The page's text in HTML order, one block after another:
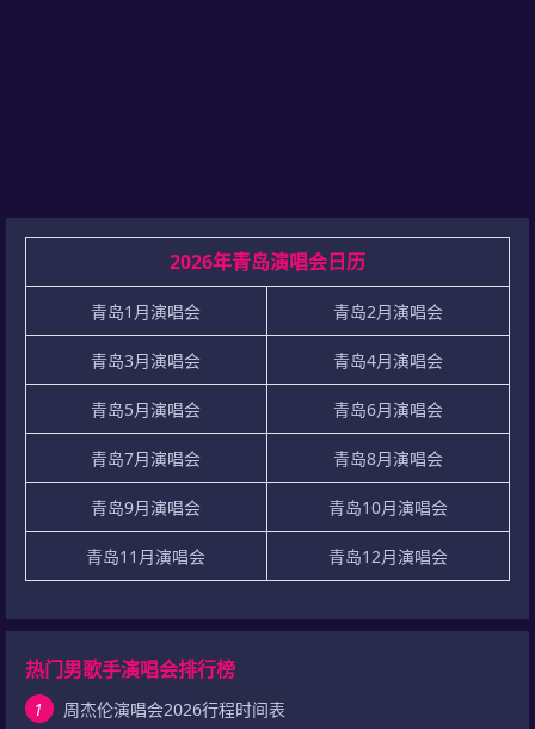
2026年青岛演唱会日历
青岛1月演唱会 青岛2月演唱会
青岛3月演唱会 青岛4月演唱会
青岛5月演唱会 青岛6月演唱会
青岛7月演唱会 青岛8月演唱会
青岛9月演唱会 青岛10月演唱会
青岛11月演唱会 青岛12月演唱会
热门男歌手演唱会排行榜
1
周杰伦演唱会2026行程时间表